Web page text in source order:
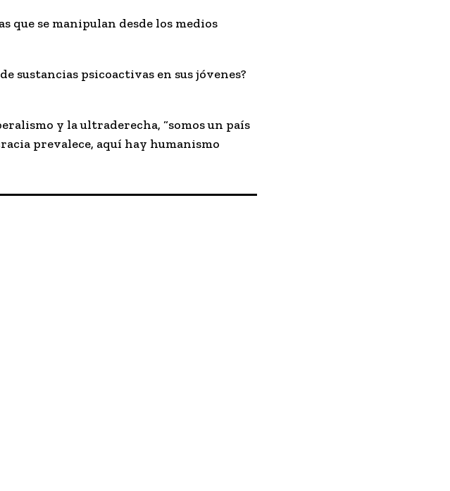
que se manipulan desde los medios
sustancias psicoactivas en sus jóvenes?
y la ultraderecha, “somos un país
prevalece, aquí hay humanismo